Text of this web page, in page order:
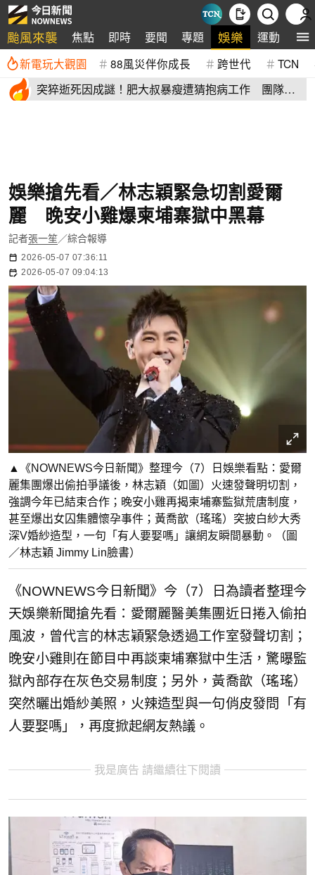
颱風來襲 焦點 即時 要聞 專題 娛樂 運動 全
新電玩大觀園 88風災伴你成長 跨世代 TCN
突猝逝死因成謎！肥大叔暴瘦遭猜抱病工作 團隊宣
娛樂搶先看／林志穎緊急切割愛爾
麗 晚安小雞爆柬埔寨獄中黑幕
記者張一笙／綜合報導
2026-05-07 07:36:11
2026-05-07 09:04:13
▲《NOWNEWS今日新聞》整理今（7）日娛樂看點：愛爾
麗集團爆出偷拍爭議後，林志穎（如圖）火速發聲明切割，
強調今年已結束合作；晚安小雞再揭柬埔寨監獄荒唐制度，
甚至爆出女囚集體懷孕事件；黃喬歆（瑤瑤）突披白紗大秀
深V婚紗造型，一句「有人要娶嗎」讓網友瞬間暴動。（圖
／林志穎 Jimmy Lin臉書）
《NOWNEWS今日新聞》今（7）日為讀者整理今
天娛樂新聞搶先看：愛爾麗醫美集團近日捲入偷拍
風波，曾代言的林志穎緊急透過工作室發聲切割；
晚安小雞則在節目中再談柬埔寨獄中生活，驚曝監
獄內部存在灰色交易制度；另外，黃喬歆（瑤瑤）
突然曬出婚紗美照，火辣造型與一句俏皮發問「有
人要娶嗎」，再度掀起網友熱議。
我是廣告 請繼續往下閱讀